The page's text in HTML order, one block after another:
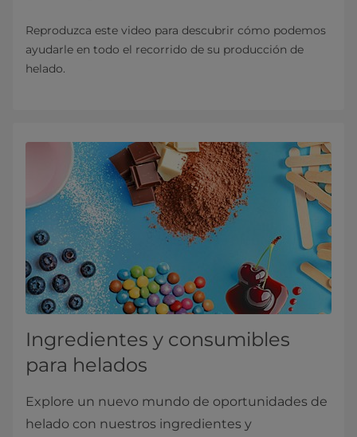
Reproduzca este video para descubrir cómo podemos
ayudarle en todo el recorrido de su producción de
helado.
Ingredientes y consumibles
para helados
Explore un nuevo mundo de oportunidades de
helado con nuestros ingredientes y